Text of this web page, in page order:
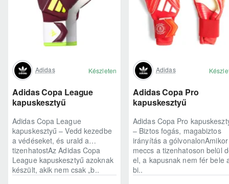
Adidas Készleten
Adidas Copa League
kapuskesztyű
Adidas Copa League
kapuskesztyű – Vedd kezedbe
a védéseket, és urald a
tizenhatostAz Adidas Copa
League kapuskesztyű azoknak
készült, akik nem csak „b..
Adidas
Adidas Copa Pro
kapuskesztyű
Adidas Copa Pro
– Biztos fogás, magabiztos
irányítás a
meccs a tizenhatoson belül
el, a kapusnak nem fér bele
bi..